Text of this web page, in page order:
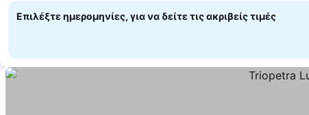
Επιλέξτε ημερομηνίες, για να δείτε τις ακριβείς τιμές